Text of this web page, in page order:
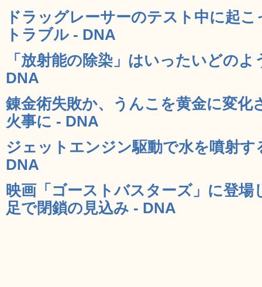
ドラッグレーサーのテスト中に起
トラブル - DNA
「放射能の除染」はいったいどの
DNA
錬金術失敗か、うんこを黄金に変化
火事に - DNA
ジェットエンジン駆動で水を噴射
DNA
映画「ゴーストバスターズ」に登場
足で閉鎖の見込み - DNA